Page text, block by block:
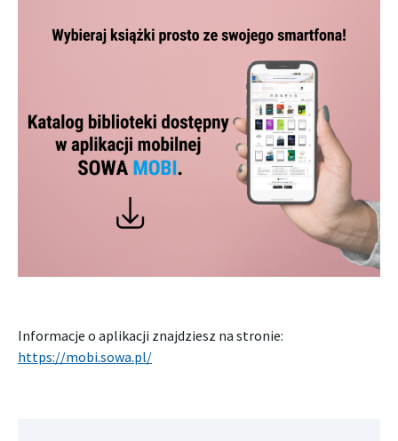
Informacje o aplikacji znajdziesz na stronie:
https://mobi.sowa.pl/